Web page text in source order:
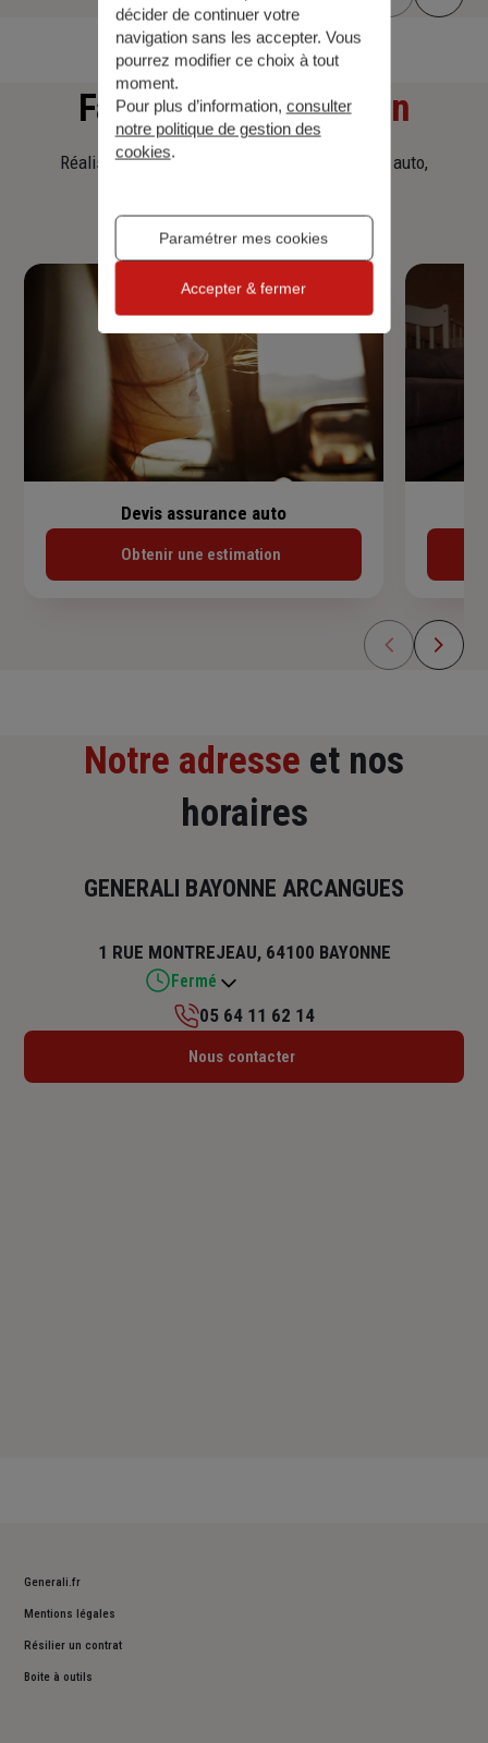
Faitesune simulation
Réalisez une simulation tarifaire d'assurance, auto,
Devis assurance auto
Obtenir une estimation
Notre adresse et nos
horaires
GENERALI BAYONNE ARCANGUES
1 RUE MONTREJEAU, 64100 BAYONNE
Fermé
Lundi : 08h30 – 17h30
05 64 11 62 14
Nous contacter
Generali.fr
Mentions légales
Résilier un contrat
Boite à outils
décider de continuer votre
navigation sans les accepter. Vous
pourrez modifier ce choix à tout
moment.
Pour plus d’information, consulter
notre politique de gestion des
cookies.
Paramétrer mes cookies
Accepter & fermer